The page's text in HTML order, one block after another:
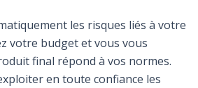
les risques liés à votre
votre budget et vous vous
final répond à vos normes.
en toute confiance les